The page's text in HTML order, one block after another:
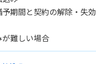
期間と契約の解除・失効
難しい場合